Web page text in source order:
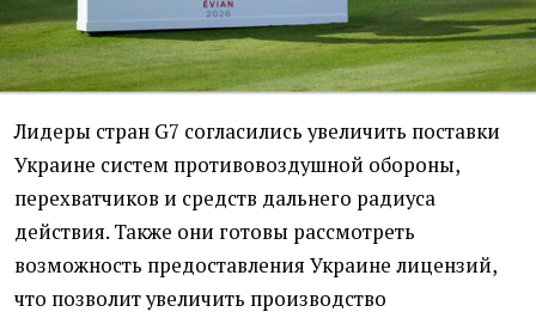
Лидеры стран G7 согласились увеличить поставки
Украине систем противовоздушной обороны,
перехватчиков и средств дальнего радиуса
действия. Также они готовы рассмотреть
возможность предоставления Украине лицензий,
что позволит увеличить производство